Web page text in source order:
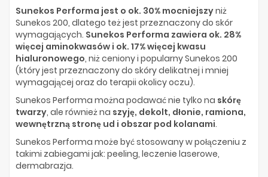
Sunekos Performa jest o ok. 30% mocniejszyniż
Sunekos 200, dlatego też jest przeznaczony do skór
wymagających. Sunekos Performa zawiera ok. 28%
więcej aminokwasów i ok. 17% więcej kwasu
hialuronowego, niż ceniony i popularny Sunekos 200
(który jest przeznaczony do skóry delikatnej i mniej
wymagającej oraz do terapii okolicy oczu).
Sunekos Performa można podawać nie tylko na skórę
twarzy, ale również na szyję, dekolt, dłonie, ramiona,
wewnętrzną stronę ud i obszar pod kolanami.
Sunekos Performa może być stosowany w połączeniu z
takimi zabiegami jak: peeling, leczenie laserowe,
dermabrazja.